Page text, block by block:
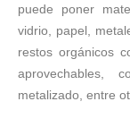
puede poner
vidrio, papel,
restos orgánicos
aprovechables,
metalizado, entre